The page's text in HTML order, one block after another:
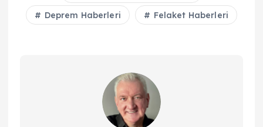
Deprem Haberleri Felaket Haberleri